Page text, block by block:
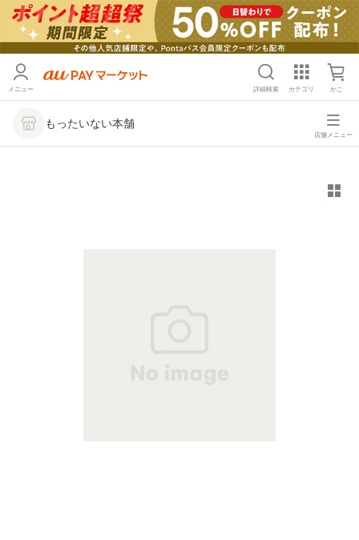
メニュー 詳細検索 カテゴリ かご
もったいない本舗
店舗メニュー